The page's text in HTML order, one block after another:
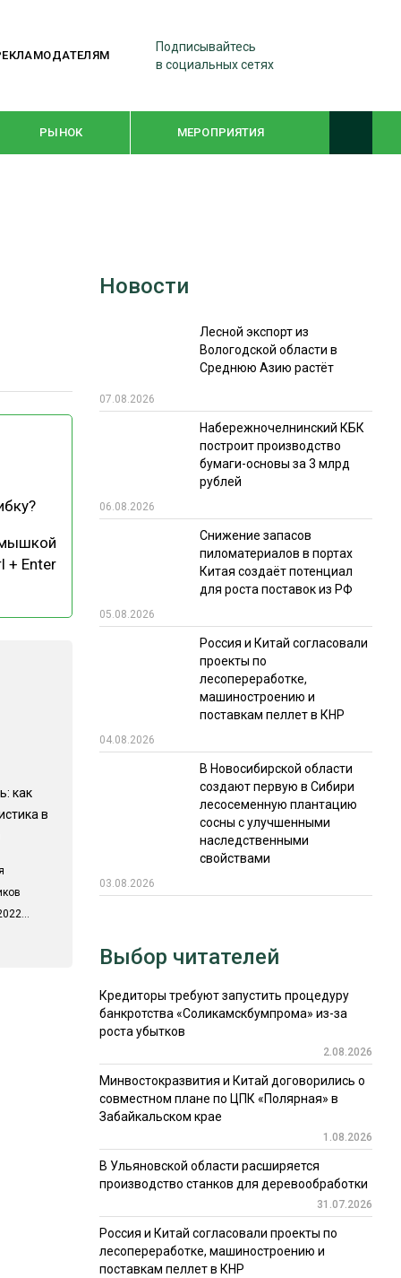
Подписывайтесь
в социальных сетях
РЫНОК МЕРОПРИЯТИЯ
WOODEX-2021
СУШКА ДРЕВЕСИНЫ
ИТОГИ МЕРОПРИЯТИЙ
+ Enter
как
в
Новости
Лесной экспорт из
Вологодской области в
Среднюю Азию растёт
07.08.2026
Набережночелнинский КБК
построит производство
бумаги-основы за 3 млрд
рублей
06.08.2026
Снижение запасов
пиломатериалов в портах
Китая создаёт потенциал
для роста поставок из РФ
05.08.2026
Россия и Китай согласовали
проекты по
лесопереработке,
машиностроению и
поставкам пеллет в КНР
04.08.2026
В Новосибирской области
создают первую в Сибири
лесосеменную плантацию
сосны с улучшенными
наследственными
свойствами
03.08.2026
Выбор читателей
Кредиторы требуют запустить процедуру
банкротства «Соликамскбумпрома» из-за
роста убытков
2.08.2026
Минвостокразвития и Китай договорились о
совместном плане по ЦПК «Полярная» в
Забайкальском крае
1.08.2026
В Ульяновской области расширяется
производство станков для деревообработки
31.07.2026
Россия и Китай согласовали проекты по
лесопереработке, машиностроению и
поставкам пеллет в КНР